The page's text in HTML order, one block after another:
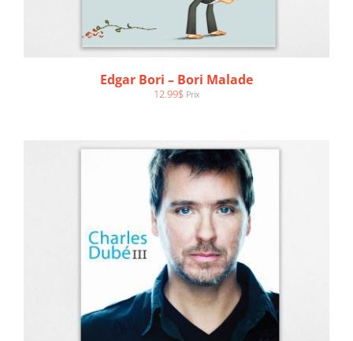
Edgar Bori – Bori Malade
12.99$ Prix
AJOUTER AU PANIER / DÉTAILS
AJOUTER AU PANIER / DÉTAILS